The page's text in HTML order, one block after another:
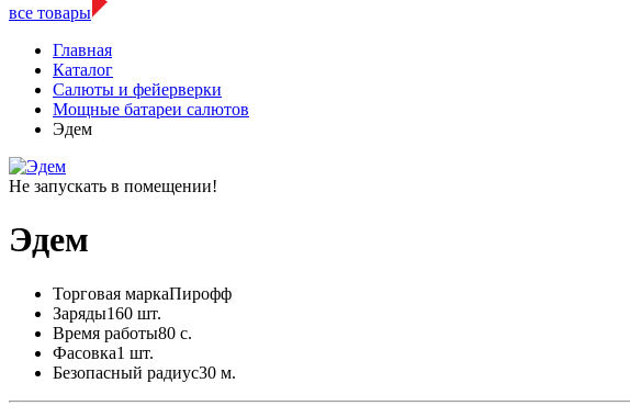
все товары
Главная
Каталог
Салюты и фейерверки
Мощные батареи салютов
Эдем
Не запускать в помещении!
Эдем
Торговая маркаПирофф
Заряды160 шт.
Время работы80 с.
Фасовка1 шт.
Безопасный радиус30 м.